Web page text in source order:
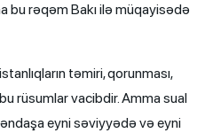
bu rəqəm Bakı ilə müqayisədə
təmiri, qorunması,
rüsumlar vacibdir. Amma sual
eyni səviyyədə və eyni